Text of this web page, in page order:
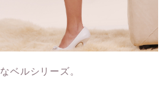
ベルシリーズ。